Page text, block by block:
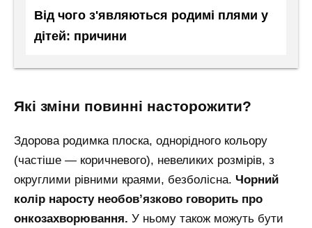
Від чого з'являються родимі плями у
дітей: причини
які зміни повинні насторожити?
Здорова родимка плоска, однорідного кольору
(частіше — коричневого), невеликих розмірів, з
округлими рівними краями, безболісна. Чорний
колір наросту необов’язково говорить про
онкозахворювання. У ньому також можуть бути